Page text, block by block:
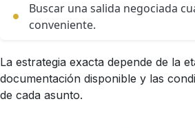
Buscar una salida negociada
conveniente.
La estrategia exacta depende de la
documentación disponible y las
de cada asunto.